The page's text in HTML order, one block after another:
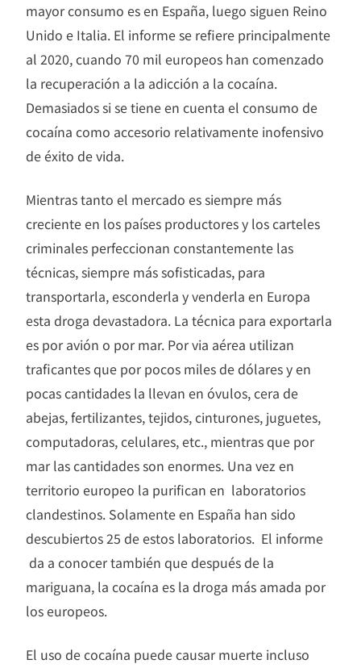
mayor consumo es en España, luego siguen Reino
Unido e Italia. El informe se refiere principalmente
al 2020, cuando 70 mil europeos han comenzado
la recuperación a la adicción a la cocaína.
Demasiados si se tiene en cuenta el consumo de
cocaína como accesorio relativamente inofensivo
de éxito de vida.
Mientras tanto el mercado es siempre más
creciente en los países productores y los carteles
criminales perfeccionan constantemente las
técnicas, siempre más sofisticadas, para
transportarla, esconderla y venderla en Europa
esta droga devastadora. La técnica para exportarla
es por avión o por mar. Por via aérea utilizan
traficantes que por pocos miles de dólares y en
pocas cantidades la llevan en óvulos, cera de
abejas, fertilizantes, tejidos, cinturones, juguetes,
computadoras, celulares, etc., mientras que por
mar las cantidades son enormes. Una vez en
territorio europeo la purifican en laboratorios
clandestinos. Solamente en España han sido
descubiertos 25 de estos laboratorios. El informe
da a conocer también que después de la
mariguana, la cocaína es la droga más amada por
los europeos.
El uso de cocaína puede causar muerte incluso